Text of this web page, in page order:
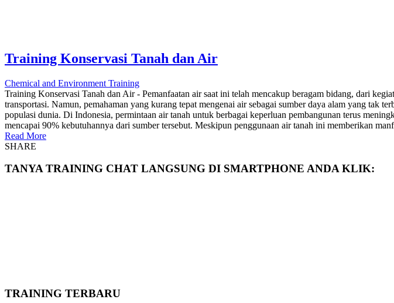
Training Konservasi Tanah dan Air
Chemical and Environment Training
Training Konservasi Tanah dan Air - Pemanfaatan air saat ini telah mencakup beragam bidang, dari
transportasi. Namun, pemahaman yang kurang tepat mengenai air sebagai sumber daya alam yang tak
populasi dunia. Di Indonesia, permintaan air tanah untuk berbagai keperluan pembangunan terus
mencapai 90% kebutuhannya dari sumber tersebut. Meskipun penggunaan air tanah ini memberikan
Read More
SHARE
TANYA TRAINING CHAT LANGSUNG DI SMARTPHONE ANDA KLIK:
TRAINING TERBARU